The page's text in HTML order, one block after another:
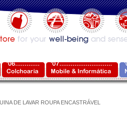
DE LAVAR ROUPA ENCASTRÁVEL